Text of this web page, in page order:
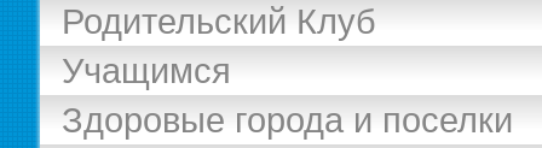
Родительский Клуб
Учащимся
Здоровые города и поселки